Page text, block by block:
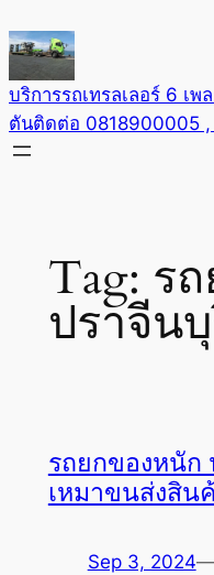
to
content
บริการรถเทรลเลอร์ 6 เ
ตันติดต่อ 0818900005
Tag: ร
ปราจีน
รถยกของหนัก
เหมาขนส่งสิน
Sep 3, 2024—